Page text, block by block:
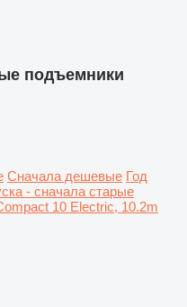
подъемники
Сначала дешевые Год
- сначала старые